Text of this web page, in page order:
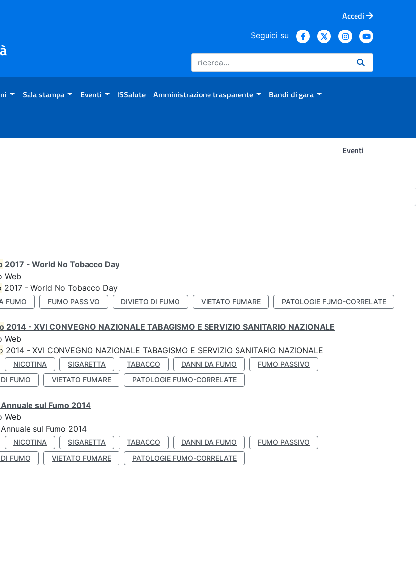
Accedi
Seguici su
Sala stampa Eventi ISSalute Amministrazione trasparente Bandi di gara
Eventi
2017 - World No Tobacco Day
Web
2017 - World No Tobacco Day
FUMO FUMO PASSIVO DIVIETO DI FUMO VIETATO FUMARE PATOLOGIE FUMO-CORRELATE
2014 - XVI CONVEGNO NAZIONALE TABAGISMO E SERVIZIO SANITARIO NAZIONALE
Web
2014 - XVI CONVEGNO NAZIONALE TABAGISMO E SERVIZIO SANITARIO NAZIONALE
NICOTINA SIGARETTA TABACCO DANNI DA FUMO
FUMO PASSIVO
FUMO
VIETATO FUMARE PATOLOGIE FUMO-CORRELATE
sul Fumo 2014
Web
sul Fumo 2014
NICOTINA SIGARETTA TABACCO DANNI DA FUMO
FUMO PASSIVO
FUMO
VIETATO FUMARE PATOLOGIE FUMO-CORRELATE